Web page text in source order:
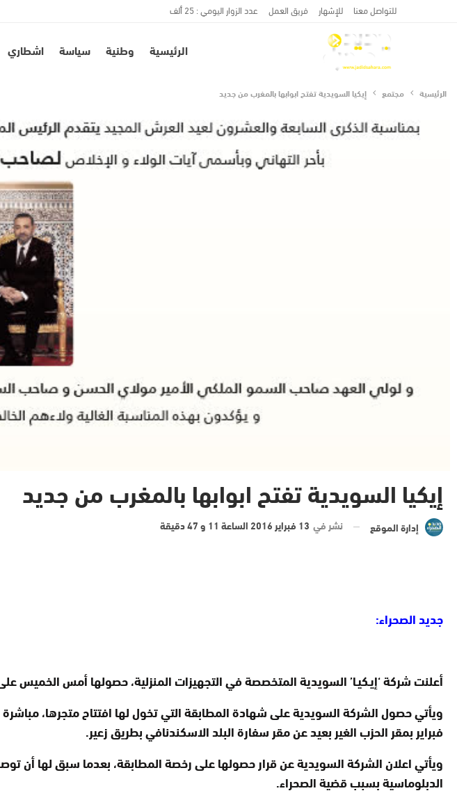
للتواصل معنا للإشهار فريق العمل عدد الزوار اليومي : 25 ألف
الرئيسية وطنية سياسة اشطاري
الرئيسية مجتمع إيكيا السويدية تفتح ابوابها بالمغرب من جديد
إيكيا السويدية تفتح ابوابها بالمغرب من جديد
إدارة الموقع نشر في 13 فبراير 2016 الساعة 11 و 47 دقيقة
جديد الصحراء:
أعلنت شركة ‘إيـكيـا’ السويدية المتخصصة في التجهيزات المنزلية، حصولها أمس الخميس
فبراير بمقر الحزب الغير بعيد عن مقر سفارة البلد الاسكندنافي بطريق زعير.
ويأتي اعلان الشركة السويدية عن قرار حصولها على رخصة المطابقة، بعدما سبق لها أن
الدبلوماسية بسبب قضية الصحراء.